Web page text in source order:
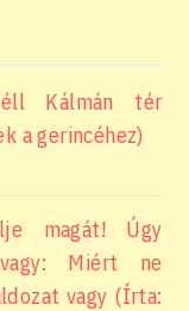
Kálmán tér
a gerincéhez)
magát! Úgy
Miért ne
vagy (Írta: